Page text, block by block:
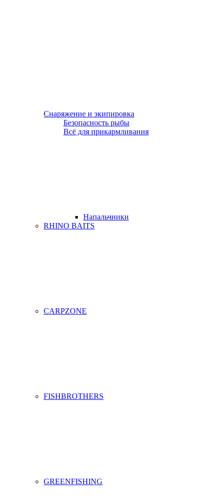
Снаряжение и экипировка
Безопасность рыбы
Всё для прикармливания
Напальчники
RHINO BAITS
CARPZONE
FISHBROTHERS
GREENFISHING